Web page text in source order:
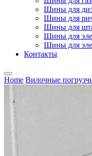
Шины для
Шины для
Шины для
Шины для
Шины для
Контакты
Home Вилочные